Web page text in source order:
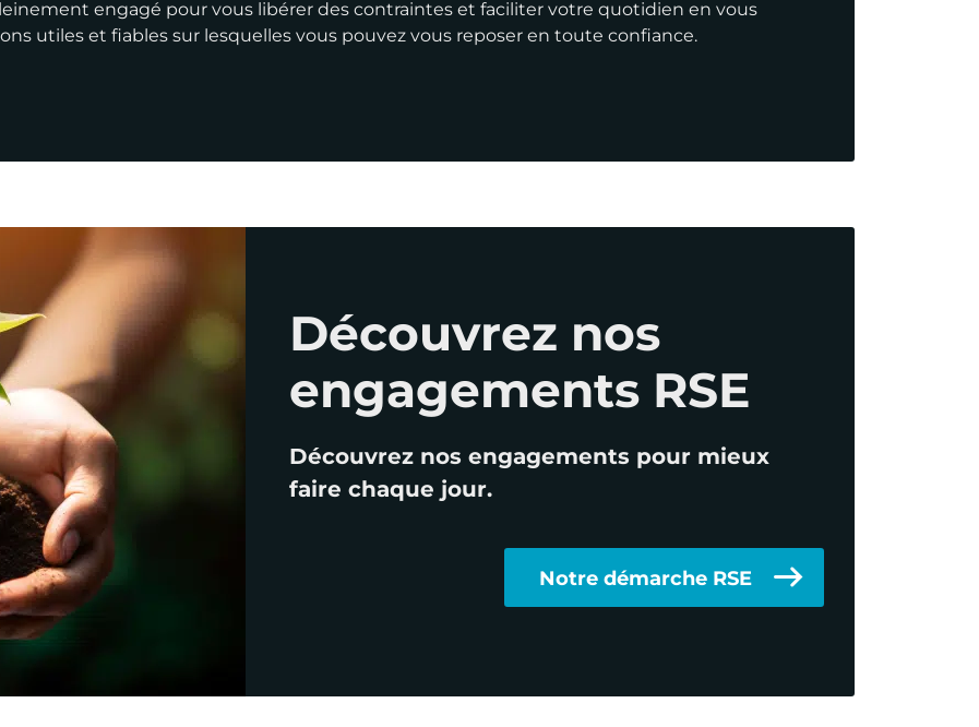
engagé pour vous libérer des contraintes et faciliter votre quotidien en vous
utiles et fiables sur lesquelles vous pouvez vous reposer en toute confiance.
Découvrez nos
engagements RSE
Découvrez nos engagements pour mieux
faire chaque jour.
Notre démarche RSE